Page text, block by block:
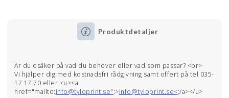
Produktdetaljer
Är du osäker på vad du behöver eller vad som passar? <br>
Vi hjälper dig med kostnadsfri rådgivning samt offert på tel 035-
17 17 70 eller <u><a
href="mailto:info@tyloprint.se";>info@tyloprint.se<;/a></u>